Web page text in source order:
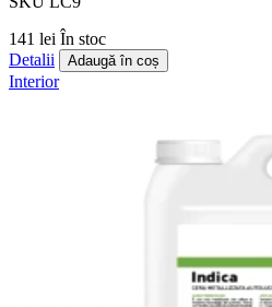
141 lei În stoc
Detalii
Adaugă în coș
Interior